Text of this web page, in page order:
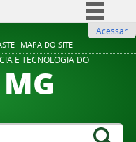
MAPA DO SITE
Comunica BR
Participe
Legislação
Acessar
E TECNOLOGIA DO